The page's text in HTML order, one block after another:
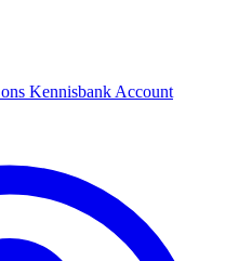
Kennisbank Account